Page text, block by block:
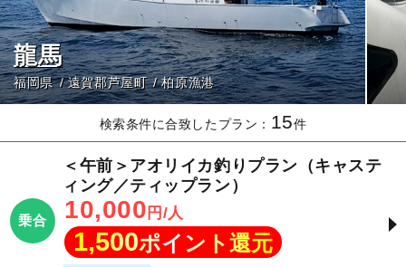
龍馬
福岡県 遠賀郡芦屋町 柏原漁港
検索条件に合致したプラン： 15件
乗合
＜午前＞アオリイカ釣りプラン（キャステ
ィング／ティップラン）
10,000 円/人
1,500ポイント還元